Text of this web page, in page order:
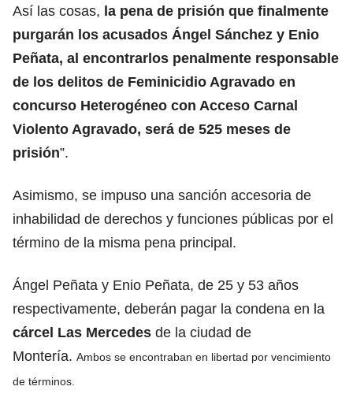
Así las cosas, la pena de prisión que finalmente
purgarán los acusados Ángel Sánchez y Enio
Peñata, al encontrarlos penalmente responsable
de los delitos de Feminicidio Agravado en
concurso Heterogéneo con Acceso Carnal
Violento Agravado, será de 525 meses de
prisión”.
Asimismo, se impuso una sanción accesoria de
inhabilidad de derechos y funciones públicas por el
término de la misma pena principal.
Ángel Peñata y Enio Peñata, de 25 y 53 años
respectivamente, deberán pagar la condena en la
cárcel Las Mercedes de la ciudad de
Montería. Ambos se encontraban en libertad por vencimiento
de términos.